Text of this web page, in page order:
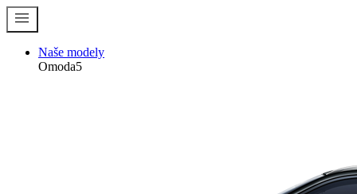
menu
Naše modely
Omoda5